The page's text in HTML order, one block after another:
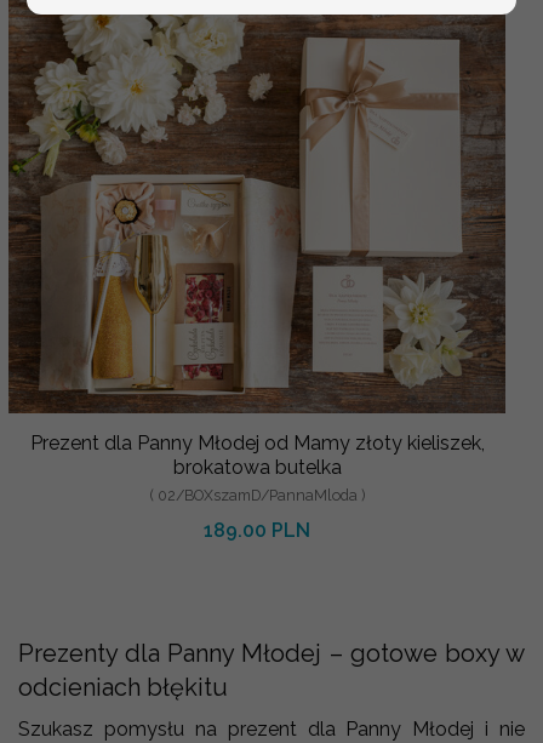
Prezent dla Panny Młodej od Mamy złoty kieliszek,
brokatowa butelka
( 02/BOXszamD/PannaMloda )
189.00 PLN
Prezenty dla Panny Młodej – gotowe boxy w
odcieniach błękitu
Szukasz pomysłu na prezent dla Panny Młodej i nie